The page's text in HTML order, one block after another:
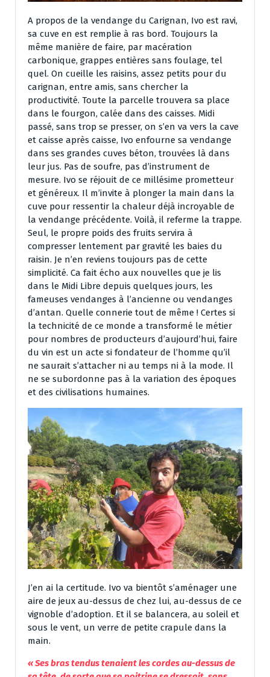
A propos de la vendange du Carignan, Ivo est ravi,
sa cuve en est remplie à ras bord. Toujours la
même manière de faire, par macération
carbonique, grappes entières sans foulage, tel
quel. On cueille les raisins, assez petits pour du
carignan, entre amis, sans chercher la
productivité. Toute la parcelle trouvera sa place
dans le fourgon, calée dans des caisses. Midi
passé, sans trop se presser, on s’en va vers la cave
et caisse après caisse, Ivo enfourne sa vendange
dans ses grandes cuves béton, trouvées là dans
leur jus. Pas de soufre, pas d’instrument de
mesure. Ivo se réjouit de ce millésime prometteur
et généreux. Il m’invite à plonger la main dans la
cuve pour ressentir la chaleur déjà incroyable de
la vendange précédente. Voilà, il referme la trappe.
Seul, le propre poids des fruits servira à
compresser lentement par gravité les baies du
raisin. Je n’en reviens toujours pas de cette
simplicité. Ca fait écho aux nouvelles que je lis
dans le Midi Libre depuis quelques jours, les
fameuses vendanges à l’ancienne ou vendanges
d’antan. Quelle connerie tout de même ! Certes si
la technicité de ce monde a transformé le métier
pour nombres de producteurs d’aujourd’hui, faire
du vin est un acte si fondateur de l’homme qu’il
ne saurait s’attacher ni au temps ni à la mode. Il
ne se subordonne pas à la variation des époques
et des civilisations humaines.
J’en ai la certitude. Ivo va bientôt s’aménager une
aire de jeux au-dessus de chez lui, au-dessus de ce
vignoble d’adoption. Et il se balancera, au soleil et
sous le vent, un verre de petite crapule dans la
main.
«Ses bras tendus tenaient les cordes au-dessus de